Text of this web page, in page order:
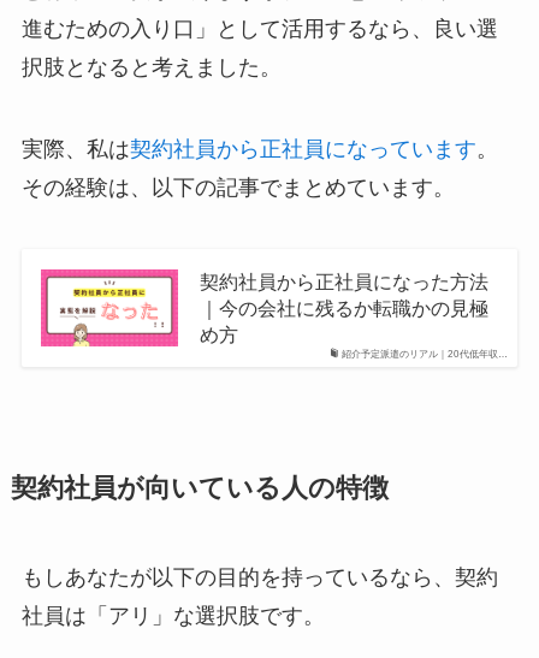
進むための入り口」として活用するなら、良い選
択肢となると考えました。
実際、私は契約社員から正社員になっています。
その経験は、以下の記事でまとめています。
紹介予定派遣のリアル｜20代低年収…
契約社員から正社員になった方法
｜今の会社に残るか転職かの見極
め方
契約社員が向いている人の特徴
もしあなたが以下の目的を持っているなら、契約
社員は「アリ」な選択肢です。